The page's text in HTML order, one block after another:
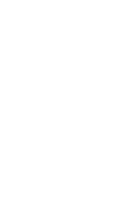
onglet)